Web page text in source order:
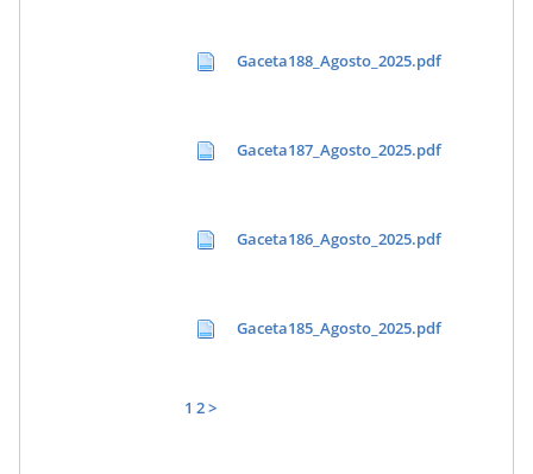
Gaceta188_Agosto_2025.pdf
Gaceta187_Agosto_2025.pdf
Gaceta186_Agosto_2025.pdf
Gaceta185_Agosto_2025.pdf
1 2>